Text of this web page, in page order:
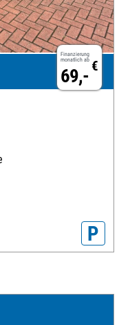
Finanzierung
monatlich ab €
69,-
P